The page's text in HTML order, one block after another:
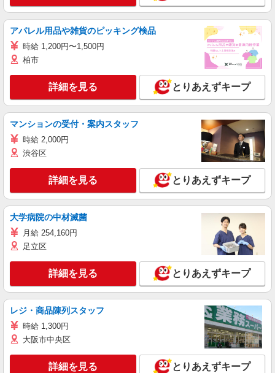
アパレル用品や雑貨のピッキング検品
時給 1,200円〜1,500円
柏市
詳細を見る とりあえずキープ
マンションの受付・案内スタッフ
時給 2,000円
渋谷区
詳細を見る とりあえずキープ
大学病院の中材滅菌
月給 254,160円
足立区
詳細を見る とりあえずキープ
レジ・商品陳列スタッフ
時給 1,300円
大阪市中央区
詳細を見る とりあえずキープ